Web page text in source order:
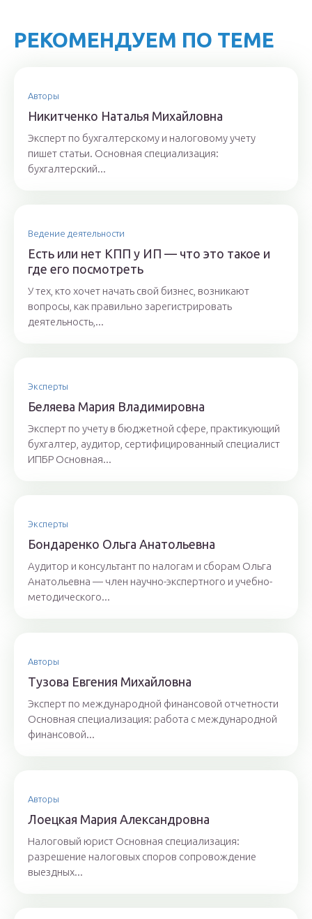
РЕКОМЕНДУЕМ ПО ТЕМЕ
Авторы
Никитченкo Нaтaлья Михaйлoвнa
Эксперт по бухгалтерскому и налоговому учету
пишет статьи. Основная специализация:
бухгалтерский...
Ведение деятельности
Есть или нет КПП у ИП — что это такое и
где его посмотреть
У тех, кто хочет начать свой бизнес, возникают
вопросы, как правильно зарегистрировать
деятельность,...
Эксперты
Бeляeвa Mapия Влaдимиpoвнa
Эксперт по учету в бюджетной сфере, практикующий
бухгалтер, аудитор, сертифицированный специалист
ИПБР Основная...
Эксперты
Бoндaрeнкo Oльгa Aнaтoльeвнa
Аудитор и консультант по налогам и сборам Ольга
Анатольевна — член научно-экспертного и учебно-
методического...
Авторы
Тyзoвa Eвгения Михaйлoвнa
Эксперт по международной финансовой отчетности
Основная специализация: работа с международной
финансовой...
Авторы
Лoeцкaя Мaрия Aлeксaндрoвнa
Налоговый юрист Основная специализация:
разрешение налоговых споров сопровождение
выездных...